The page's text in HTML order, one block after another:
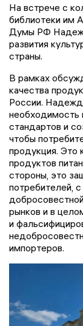
На встрече с
библиотеки им
Думы РФ
развития
страны.
В рамках
качества
России.
необходимость
стандартов и
чтобы
продукция. Это
продуктов
стороны, это
потребителей,
рынков и в
и
импортеров.